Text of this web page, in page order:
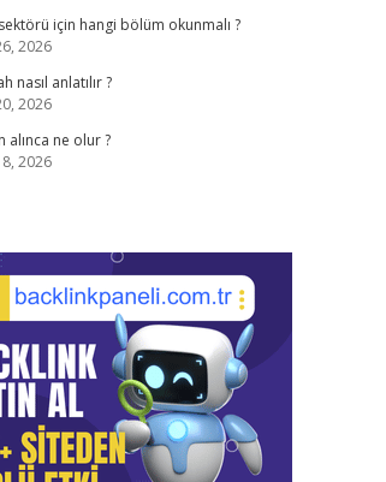
için hangi bölüm okunmalı ?
2026
nasıl anlatılır ?
2026
alınca ne olur ?
2026